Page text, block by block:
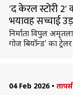
'द केरल स्टोरी 2'
भयावह सच्चाई
निर्माता विपुल
गोज बियॉन्ड' का
04 Feb 2026 •